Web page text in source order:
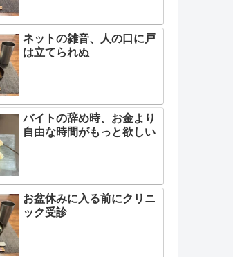
ネットの雑音、人の口に戸
は立てられぬ
バイトの辞め時、お金より
自由な時間がもっと欲しい
お盆休みに入る前にクリニ
ック受診